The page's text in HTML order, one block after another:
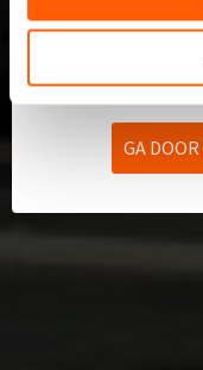
Profiteer nu
GA